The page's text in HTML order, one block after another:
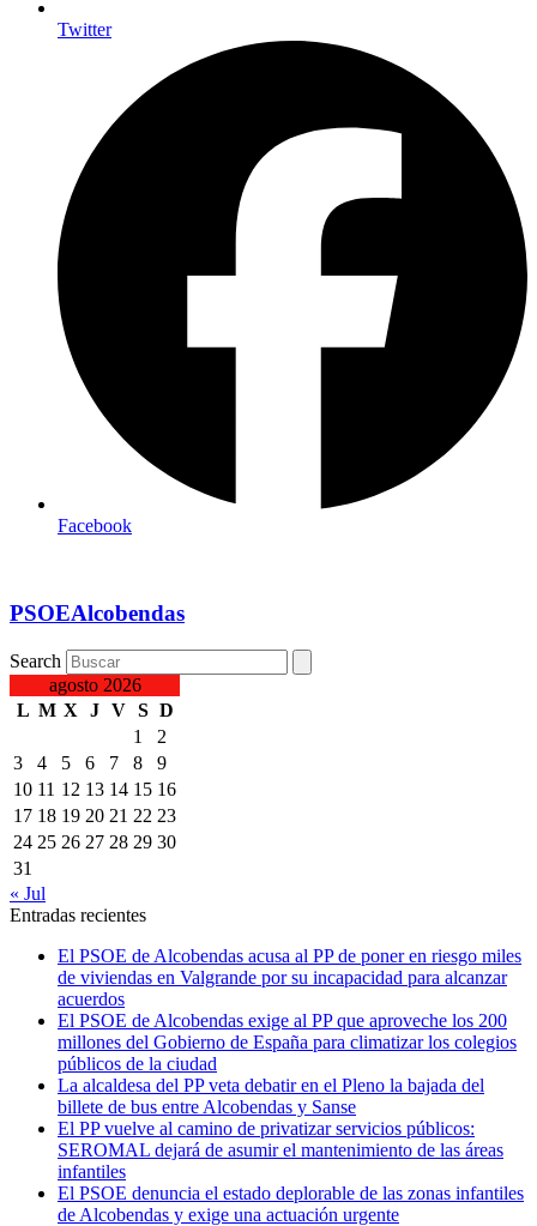
Twitter
Facebook
PSOEAlcobendas
Search
agosto 2026
L M X J V S D
1
2
3
4 5 6 7 8
9
10 11 12 13 14 15 16
17 18 19 20 21 22 23
24 25 26 27 28 29 30
31
« Jul
Entradas recientes
El PSOE de Alcobendas acusa al PP de poner en riesgo miles
de viviendas en Valgrande por su incapacidad para alcanzar
acuerdos
El PSOE de Alcobendas exige al PP que aproveche los 200
millones del Gobierno de España para climatizar los colegios
públicos de la ciudad
La alcaldesa del PP veta debatir en el Pleno la bajada del
billete de bus entre Alcobendas y Sanse
El PP vuelve al camino de privatizar servicios públicos:
SEROMAL dejará de asumir el mantenimiento de las áreas
infantiles
El PSOE denuncia el estado deplorable de las zonas infantiles
de Alcobendas y exige una actuación urgente